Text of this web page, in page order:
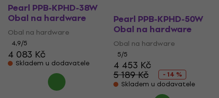
Pearl PPB-KPHD-38W
Obal na hardware
Obal na hardware
4,9/5
4 083 Kč
Skladem u dodavatele
Pearl PPB-KPHD-50W
Obal na hardware
Obal na hardware
5/5
4 453 Kč
5 189 Kč
- 14 %
Skladem u dodavatele